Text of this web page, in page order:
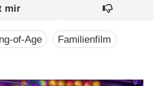
of-Age
Familienfilm